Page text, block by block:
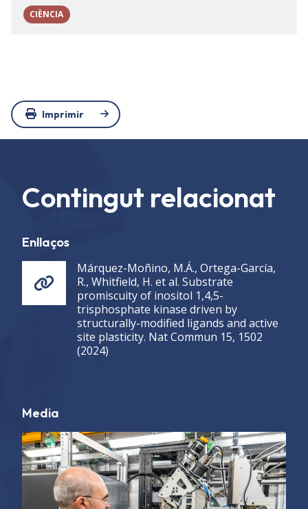
CIÈNCIA
Imprimir
Contingut relacionat
Enllaços
Márquez-Moñino, M.Á., Ortega-García,
R., Whitfield, H. et al. Substrate
promiscuity of inositol 1,4,5-
trisphosphate kinase driven by
structurally-modified ligands and active
site plasticity. Nat Commun 15, 1502
(2024)
Media